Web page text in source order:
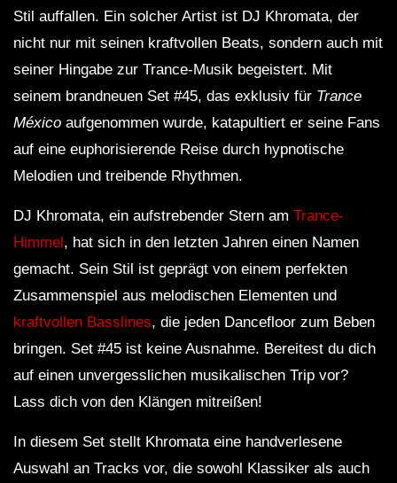
Stil auffallen. Ein solcher Artist ist DJ Khromata, der
nicht nur mit seinen kraftvollen Beats, sondern auch mit
seiner Hingabe zur Trance-Musik begeistert. Mit
seinem brandneuen Set #45, das exklusiv für Trance
México aufgenommen wurde, katapultiert er seine Fans
auf eine euphorisierende Reise durch hypnotische
Melodien und treibende Rhythmen.
DJ Khromata, ein aufstrebender Stern am Trance-
Himmel, hat sich in den letzten Jahren einen Namen
gemacht. Sein Stil ist geprägt von einem perfekten
Zusammenspiel aus melodischen Elementen und
kraftvollen Basslines, die jeden Dancefloor zum Beben
bringen. Set #45 ist keine Ausnahme. Bereitest du dich
auf einen unvergesslichen musikalischen Trip vor?
Lass dich von den Klängen mitreißen!
In diesem Set stellt Khromata eine handverlesene
Auswahl an Tracks vor, die sowohl Klassiker als auch